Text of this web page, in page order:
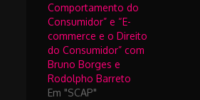
Comportamento do
Consumidor” e “E-
commerce e o Direito
do Consumidor” com
Bruno Borges e
Rodolpho Barreto
Em "SCAP"